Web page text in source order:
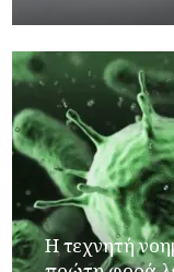
Η τεχνητή